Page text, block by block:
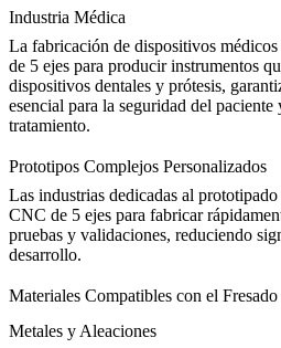
Industria Médica
La fabricación de dispositivos
de 5 ejes para producir instrumentos
dispositivos dentales y prótesis,
esencial para la seguridad del
tratamiento.
Prototipos Complejos Personalizados
Las industrias dedicadas al
CNC de 5 ejes para fabricar
pruebas y validaciones, reduciendo
desarrollo.
Materiales Compatibles con el
Metales y Aleaciones